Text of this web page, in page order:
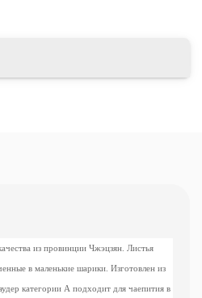
из провинции Чжэцзян. Листья
в маленькие шарики. Изготовлен из
категории А подходит для чаепития в